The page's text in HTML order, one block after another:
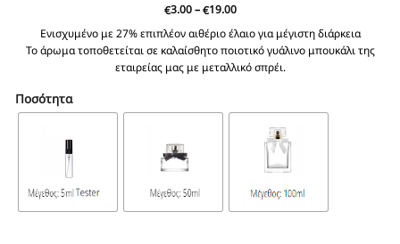
€3.00 – €19.00Price
€3.00
through
€19.00
Ενισχυμένο με 27% επιπλέον αιθέριο έλαιο για μέγιστη διάρκεια
Το άρωμα τοποθετείται σε καλαίσθητο ποιοτικό γυάλινο μπουκάλι της
εταιρείας μας με μεταλλικό σπρέι.
Ποσότητα